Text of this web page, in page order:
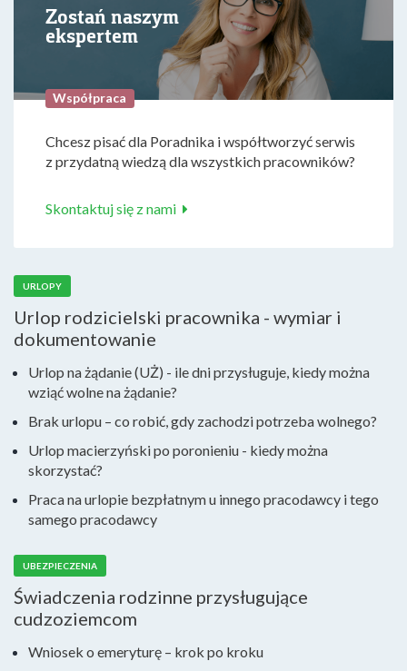
Zostań naszym
ekspertem
Współpraca
Chcesz pisać dla Poradnika i współtworzyć serwis
z przydatną wiedzą dla wszystkich pracowników?
Skontaktuj się z nami
URLOPY
Urlop rodzicielski pracownika - wymiar i
dokumentowanie
Urlop na żądanie (UŻ) - ile dni przysługuje, kiedy można
wziąć wolne na żądanie?
Brak urlopu – co robić, gdy zachodzi potrzeba wolnego?
Urlop macierzyński po poronieniu - kiedy można
skorzystać?
Praca na urlopie bezpłatnym u innego pracodawcy i tego
samego pracodawcy
UBEZPIECZENIA
Świadczenia rodzinne przysługujące
cudzoziemcom
Wniosek o emeryturę – krok po kroku